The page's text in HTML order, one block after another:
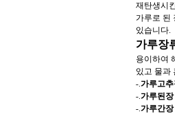
재탄생시
가루로 된
있습니다.
가루장
용이하여
있고 물과
-.가루고
-.가루된장
-.가루간장